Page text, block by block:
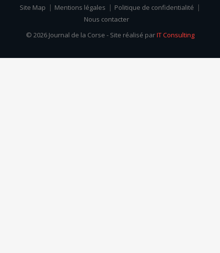
Site Map Mentions légales
Politique de confidentialité
Nous contacter
© 2026 Journal de la Corse - Site réalisé parIT Consulting